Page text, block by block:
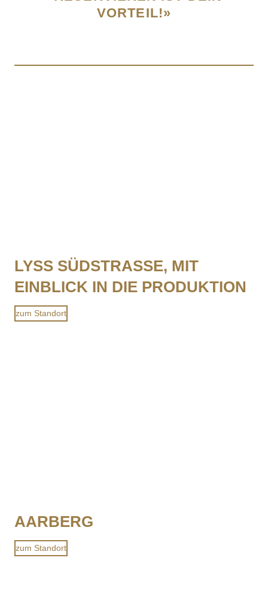
VORTEIL!»
LYSS SÜDSTRASSE, MIT
EINBLICK IN DIE PRODUKTION
zum Standort
AARBERG
zum Standort